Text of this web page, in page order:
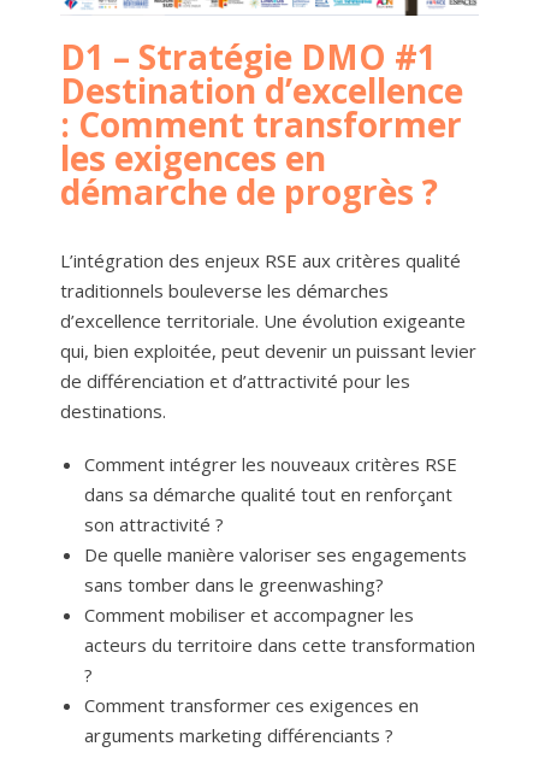
D1 – Stratégie DMO #1
Destination d’excellence
: Comment transformer
les exigences en
démarche de progrès ?
L’intégration des enjeux RSE aux critères qualité
traditionnels bouleverse les démarches
d’excellence territoriale. Une évolution exigeante
qui, bien exploitée, peut devenir un puissant levier
de différenciation et d’attractivité pour les
destinations.
Comment intégrer les nouveaux critères RSE
dans sa démarche qualité tout en renforçant
son attractivité ?
De quelle manière valoriser ses engagements
sans tomber dans le greenwashing?
Comment mobiliser et accompagner les
acteurs du territoire dans cette transformation
?
Comment transformer ces exigences en
arguments marketing différenciants ?